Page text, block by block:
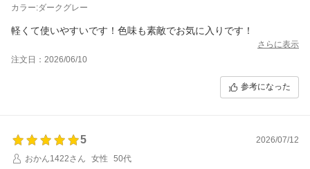
カラー:ダークグレー
軽くて使いやすいです！色味も素敵でお気に入りです！
さらに表示
注文日：2026/06/10
参考になった
5
2026/07/12
おかん1422さん
女性
50代